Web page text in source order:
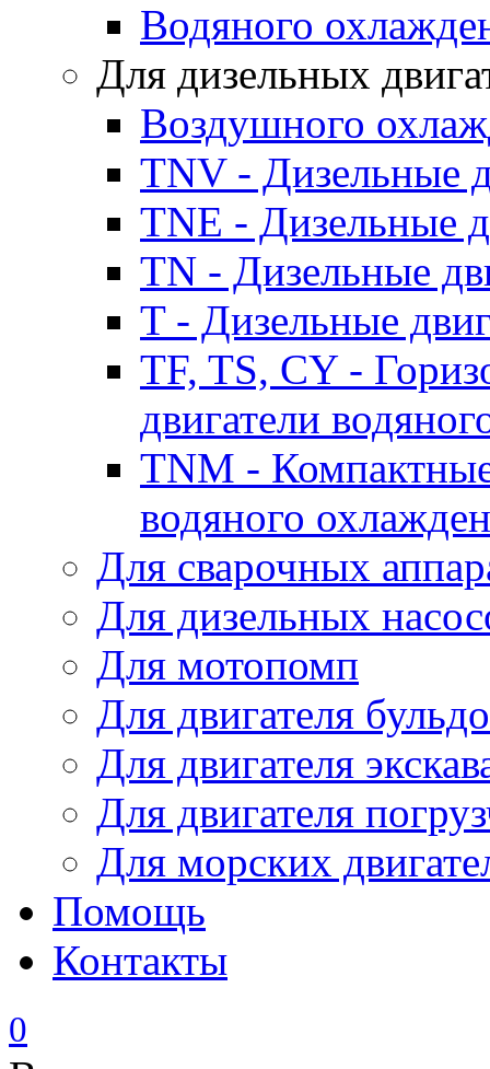
Водяного
Для дизельных
Воздушного
TNV - Дизельные
TNE - Дизельные
TN - Дизельные
T - Дизельные
TF, TS, CY -
двигатели
TNM -
водяного
Для сварочных
Для дизельных
Для мотопомп
Для двигателя
Для двигателя
Для двигателя
Для морских
Помощь
Контакты
0